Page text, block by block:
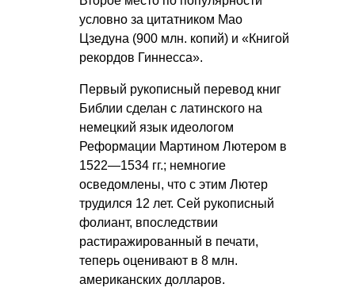
условно за цитатником Мао
Цзедуна (900 млн. копий) и «Книгой
рекордов Гиннесса».
Первый рукописный перевод книг
Библии сделан с латинского на
немецкий язык идеологом
Реформации Мартином Лютером в
1522—1534 гг.; немногие
осведомлены, что с этим Лютер
трудился 12 лет. Сей рукописный
фолиант, впоследствии
растиражированный в печати,
теперь оценивают в 8 млн.
американских долларов.